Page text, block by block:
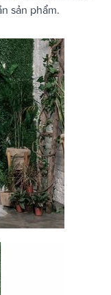
sản phẩm.